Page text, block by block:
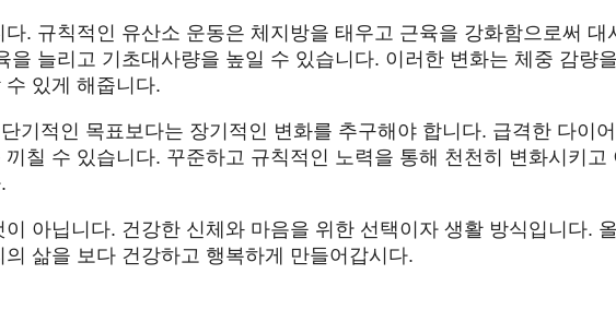
. 규칙적인 유산소 운동은 체지방을 태우고 근육을 강화함으로써 대
늘리고 기초대사량을 높일 수 있습니다. 이러한 변화는 체중 감량을
있게 해줍니다.
기적인 목표보다는 장기적인 변화를 추구해야 합니다. 급격한 다이
칠 수 있습니다. 꾸준하고 규칙적인 노력을 통해 천천히 변화시키고
아닙니다. 건강한 신체와 마음을 위한 선택이자 생활 방식입니다.
삶을 보다 건강하고 행복하게 만들어갑시다.